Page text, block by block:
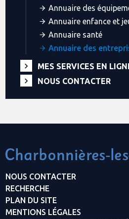
Annuaire des
Annuaire enfance et
Annuaire santé
Annuaire des
MES SERVICES EN
NOUS CONTACTER
NOUS CONTACTER
RECHERCHE
PLAN DU SITE
MENTIONS LÉGALES